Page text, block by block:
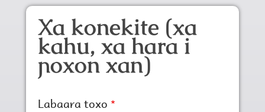
Aller au contenu principal
Xa konekite (xa
kahu, xa hara i
ɲoxon xan)
Labaara toxo